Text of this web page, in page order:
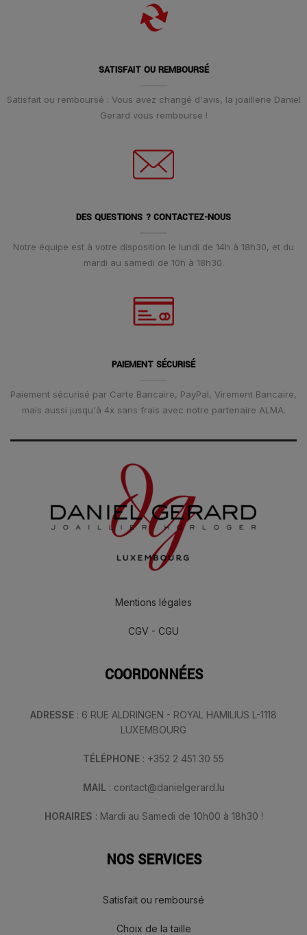
SATISFAIT OU REMBOURSÉ
Satisfait ou remboursé : Vous avez changé d'avis, la joaillerie Daniel
Gerard vous rembourse !
DES QUESTIONS ? CONTACTEZ-NOUS
Notre équipe est à votre disposition le lundi de 14h à 18h30, et du
mardi au samedi de 10h à 18h30.
PAIEMENT SÉCURISÉ
Paiement sécurisé par Carte Bancaire, PayPal, Virement Bancaire,
mais aussi jusqu'à 4x sans frais avec notre partenaire ALMA.
Mentions légales
CGV - CGU
COORDONNÉES
ADRESSE : 6 RUE ALDRINGEN - ROYAL HAMILIUS L-1118
LUXEMBOURG
TÉLÉPHONE : +352 2 451 30 55
MAIL : contact@danielgerard.lu
HORAIRES : Mardi au Samedi de 10h00 à 18h30 !
NOS SERVICES
Satisfait ou remboursé
Choix de la taille